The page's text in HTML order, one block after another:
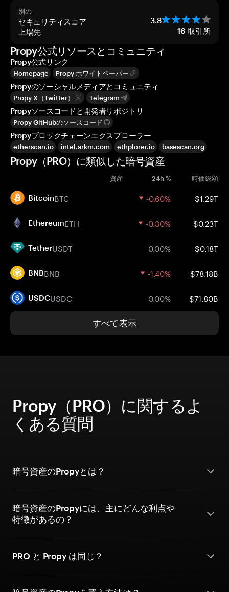
別の
セキュリティスコア 3.8
上場先 16 取引所
Propy公式リソースとコミュニティ
Propy公式リンク
Homepage Propy ホワイトペーパー
Propyのソーシャルメディアとコミュニティ
Propy X（Twitter） Telegram
Propyソースコードと開発者リポジトリ
Propy GitHubのソースコード
Propyブロックチェーンエクスプローラー
etherscan.io intel.arkm.com ethplorer.io basescan.org
Propy（PRO）に類似した暗号資産
資産 24h % 時価総額
BitcoinBTC -0.60% $1.29T
EthereumETH -0.30% $0.23T
TetherUSDT 0.00% $0.18T
BNBBNB -1.40% $78.18B
USDCUSDC 0.00% $71.80B
すべて表示
Propy（PRO）に関するよ
くある質問
暗号資産のPropyとは？
暗号資産のPropyには、主にどんな利点や
特徴があるの？
PRO と Propy は同じ？